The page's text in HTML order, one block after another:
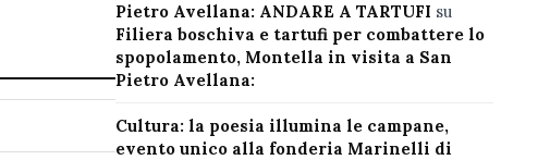
Pietro Avellana: ANDARE A TARTUFI su
Filiera boschiva e tartufi per combattere lo
spopolamento, Montella in visita a San
Pietro Avellana:
Cultura: la poesia illumina le campane,
evento unico alla fonderia Marinelli di